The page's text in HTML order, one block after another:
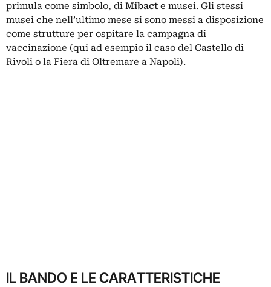
primula come simbolo, di Mibact e musei. Gli stessi
musei che nell’ultimo mese si sono messi a disposizione
come strutture per ospitare la campagna di
vaccinazione (qui ad esempio il caso del Castello di
Rivoli o la Fiera di Oltremare a Napoli).
IL BANDO E LE CARATTERISTICHE